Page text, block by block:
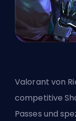
Valorant von
competitive
Passes und